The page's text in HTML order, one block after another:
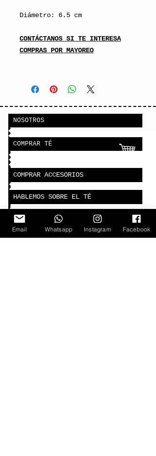
Diámetro: 6.5 cm
CONTÁCTANOS SI TE INTERESA
COMPRAS POR MAYOREO
NOSOTROS
COMPRAR TÉ
COMPRAR ACCESORIOS
HABLEMOS SOBRE EL TÉ
TIPOS TÉ / PROPIEDADES
Email Whatsapp Instagram Facebook